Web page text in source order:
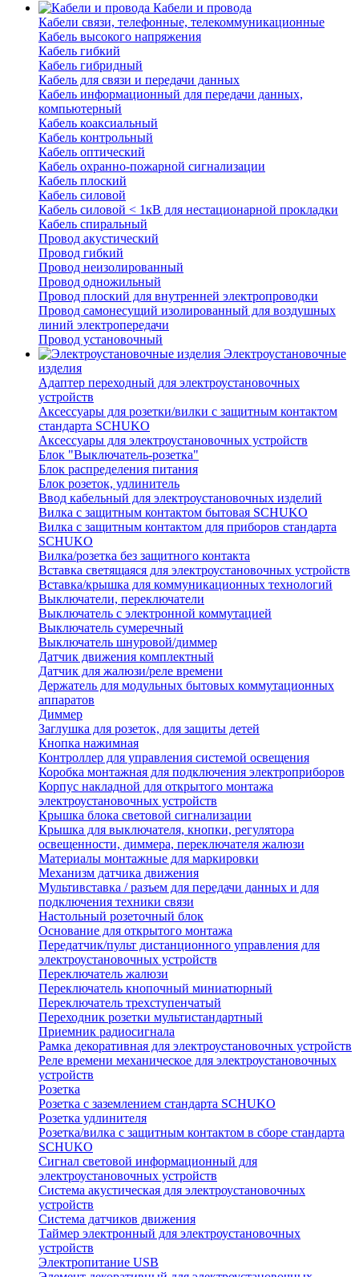
Кабели и провода
Кабели связи, телефонные, телекоммуникационные
Кабель высокого напряжения
Кабель гибкий
Кабель гибридный
Кабель для связи и передачи данных
Кабель информационный для передачи данных,
компьютерный
Кабель коаксиальный
Кабель контрольный
Кабель оптический
Кабель охранно-пожарной сигнализации
Кабель плоский
Кабель силовой
Кабель силовой < 1кВ для нестационарной прокладки
Кабель спиральный
Провод акустический
Провод гибкий
Провод неизолированный
Провод одножильный
Провод плоский для внутренней электропроводки
Провод самонесущий изолированный для воздушных
линий электропередачи
Провод установочный
Электроустановочные
изделия
Адаптер переходный для электроустановочных
устройств
Аксессуары для розетки/вилки с защитным контактом
стандарта SCHUKO
Аксессуары для электроустановочных устройств
Блок "Выключатель-розетка"
Блок распределения питания
Блок розеток, удлинитель
Ввод кабельный для электроустановочных изделий
Вилка с защитным контактом бытовая SCHUKO
Вилка с защитным контактом для приборов стандарта
SCHUKO
Вилка/розетка без защитного контакта
Вставка светящаяся для электроустановочных устройств
Вставка/крышка для коммуникационных технологий
Выключатели, переключатели
Выключатель с электронной коммутацией
Выключатель сумеречный
Выключатель шнуровой/диммер
Датчик движения комплектный
Датчик для жалюзи/реле времени
Держатель для модульных бытовых коммутационных
аппаратов
Диммер
Заглушка для розеток, для защиты детей
Кнопка нажимная
Контроллер для управления системой освещения
Коробка монтажная для подключения электроприборов
Корпус накладной для открытого монтажа
электроустановочных устройств
Крышка блока световой сигнализации
Крышка для выключателя, кнопки, регулятора
освещенности, диммера, переключателя жалюзи
Материалы монтажные для маркировки
Механизм датчика движения
Мультивставка / разъем для передачи данных и для
подключения техники связи
Настольный розеточный блок
Основание для открытого монтажа
Передатчик/пульт дистанционного управления для
электроустановочных устройств
Переключатель жалюзи
Переключатель кнопочный миниатюрный
Переключатель трехступенчатый
Переходник розетки мультистандартный
Приемник радиосигнала
Рамка декоративная для электроустановочных устройств
Реле времени механическое для электроустановочных
устройств
Розетка
Розетка с заземлением стандарта SCHUKO
Розетка удлинителя
Розетка/вилка с защитным контактом в сборе стандарта
SCHUKO
Сигнал световой информационный для
электроустановочных устройств
Система акустическая для электроустановочных
устройств
Система датчиков движения
Таймер электронный для электроустановочных
устройств
Электропитание USB